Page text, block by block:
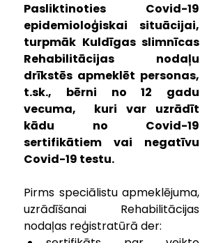
Pasliktinoties Covid-19
epidemioloģiskai situācijai,
turpmāk Kuldīgas slimnīcas
Rehabilitācijas nodaļu
drīkstēs apmeklēt personas,
t.sk., bērni no 12 gadu
vecuma,  kuri var uzrādīt
kādu no Covid-19
sertifikātiem vai negatīvu
Covid-19 testu.
Pirms speciālistu apmeklējuma,
uzrādīšanai Rehabilitācijas
nodaļas reģistratūrā der: